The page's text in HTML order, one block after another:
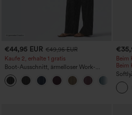
€44,95 EUR €49,95 EUR
Kaufe 2, erhalte 1 gratis
Boot-Ausschnitt, ärmelloser Work-
Jumpsuit mit seitlicher Bindung,
kühlender Cool-Touch-Effekt, gestreift
und mit Taschen – Easy Peezy Edition
Beim
Beim